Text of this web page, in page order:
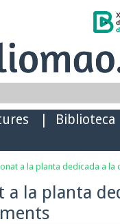
Biblioteca
a la planta dedicada a la
a la planta